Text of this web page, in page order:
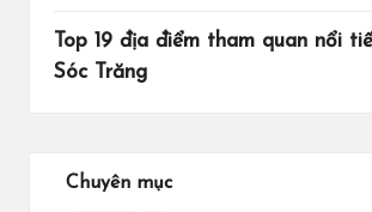
Top 19 địa điểm tham quan nổi
Sóc Trăng
Chuyên mục